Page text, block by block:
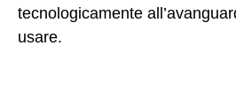
tecnologicamente
usare.